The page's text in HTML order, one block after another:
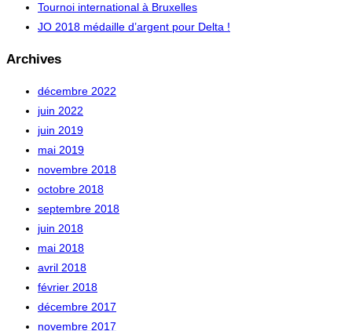
Tournoi international à Bruxelles
JO 2018 médaille d’argent pour Delta !
Archives
décembre 2022
juin 2022
juin 2019
mai 2019
novembre 2018
octobre 2018
septembre 2018
juin 2018
mai 2018
avril 2018
février 2018
décembre 2017
novembre 2017